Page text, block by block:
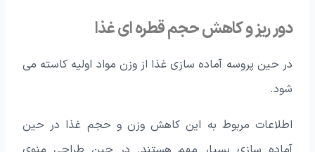
دور ریز و کاهش حجم قطره ای غذا
در حین پروسه آماده سازی غذا از وزن مواد اولیه کاسته می
شود.
اطلاعات مربوط به این کاهش وزن و حجم غذا در حین